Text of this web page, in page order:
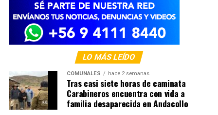
LO MÁS LEÍDO
COMUNALES hace 2 semanas
Tras casi siete horas de caminata
Carabineros encuentra con vida a
familia desaparecida en Andacollo